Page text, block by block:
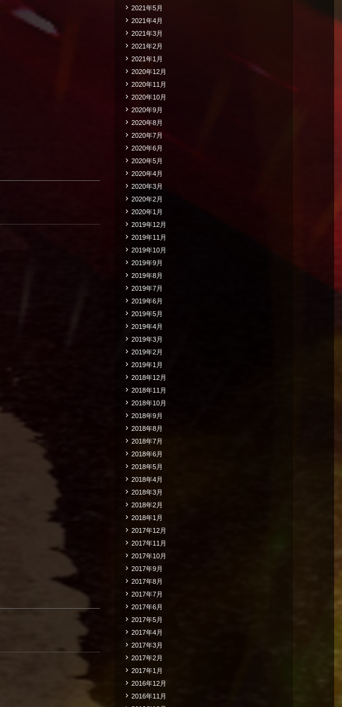
2021年5月
2021年4月
2021年3月
2021年2月
2021年1月
2020年12月
2020年11月
2020年10月
2020年9月
2020年8月
2020年7月
2020年6月
2020年5月
2020年4月
2020年3月
2020年2月
2020年1月
2019年12月
2019年11月
2019年10月
2019年9月
2019年8月
2019年7月
2019年6月
2019年5月
2019年4月
2019年3月
2019年2月
2019年1月
2018年12月
2018年11月
2018年10月
2018年9月
2018年8月
2018年7月
2018年6月
2018年5月
2018年4月
2018年3月
2018年2月
2018年1月
2017年12月
2017年11月
2017年10月
2017年9月
2017年8月
2017年7月
2017年6月
2017年5月
2017年4月
2017年3月
2017年2月
2017年1月
2016年12月
2016年11月